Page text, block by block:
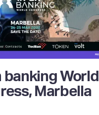
banking World
Marbella